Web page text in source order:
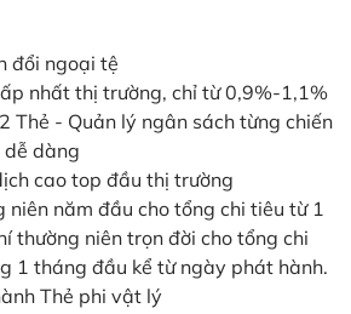
đổi ngoại tệ
nhất thị trường, chỉ từ 0,9%-1,1%
Thẻ - Quản lý ngân sách từng chiến
dàng
cao top đầu thị trường
niên năm đầu cho tổng chi tiêu từ 1
thường niên trọn đời cho tổng chi
1 tháng đầu kể từ ngày phát hành.
Thẻ phi vật lý